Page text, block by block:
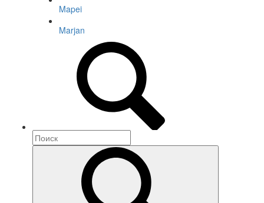
Mapei
Marjan